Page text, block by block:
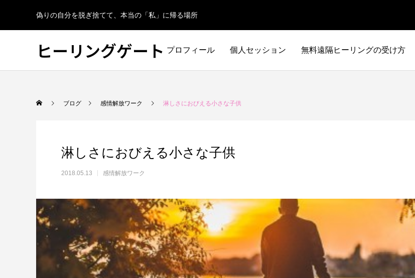
偽りの自分を脱ぎ捨てて、本当の「私」に帰る場所
ヒーリングゲート プロフィール 個人セッション 無料遠隔ヒーリングの受け方
ブログ 感情解放ワーク 淋しさにおびえる小さな子供
淋しさにおびえる小さな子供
2018.05.13 感情解放ワーク